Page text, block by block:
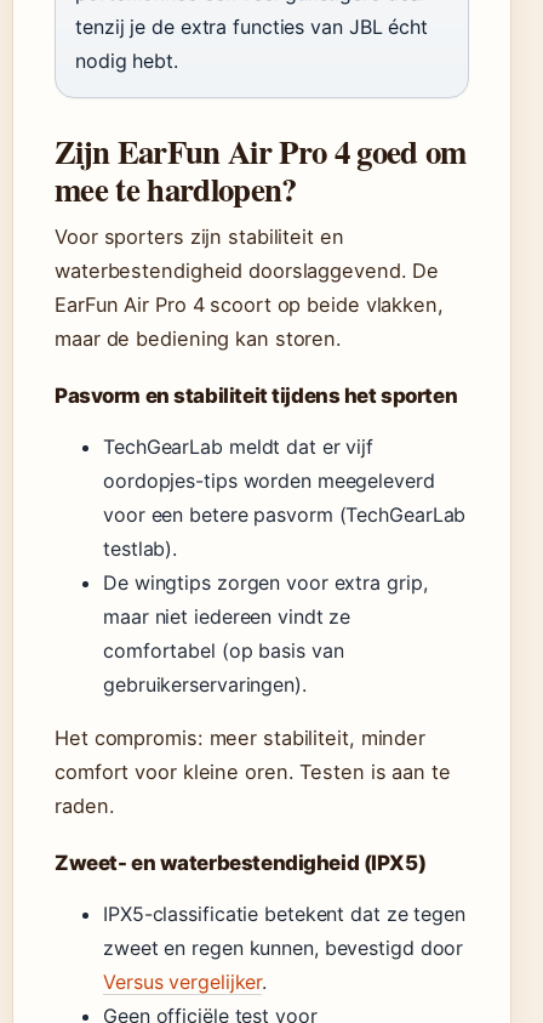
tenzij je de extra functies van JBL écht
nodig hebt.
Zijn EarFun Air Pro 4 goed om
mee te hardlopen?
Voor sporters zijn stabiliteit en
waterbestendigheid doorslaggevend. De
EarFun Air Pro 4 scoort op beide vlakken,
maar de bediening kan storen.
Pasvorm en stabiliteit tijdens het sporten
TechGearLab meldt dat er vijf
oordopjes-tips worden meegeleverd
voor een betere pasvorm (TechGearLab
testlab).
De wingtips zorgen voor extra grip,
maar niet iedereen vindt ze
comfortabel (op basis van
gebruikerservaringen).
Het compromis: meer stabiliteit, minder
comfort voor kleine oren. Testen is aan te
raden.
Zweet- en waterbestendigheid (IPX5)
IPX5-classificatie betekent dat ze tegen
zweet en regen kunnen, bevestigd door
Versus vergelijker.
Geen officiële test voor